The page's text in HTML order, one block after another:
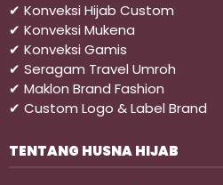
✔ Konveksi Hijab Custom
✔ Konveksi Mukena
✔ Konveksi Gamis
✔ Seragam Travel Umroh
✔ Maklon Brand Fashion
✔ Custom Logo & Label Brand
TENTANG HUSNA HIJAB